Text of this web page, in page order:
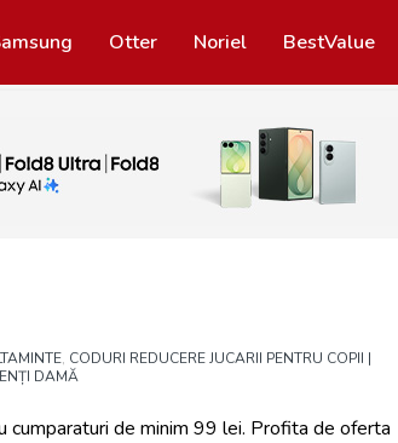
Otter Noriel BestValue
, CODURI REDUCERE JUCARII PENTRU COPII |
DAMĂ
de minim 99 lei. Profita de oferta